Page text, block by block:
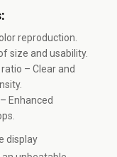
reproduction.
size and usability.
– Clear and
Enhanced
display